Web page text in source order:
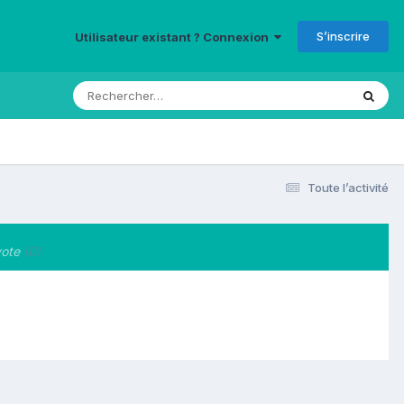
Utilisateur existant ? Connexion S’inscrire
Toute l’activité
(0)